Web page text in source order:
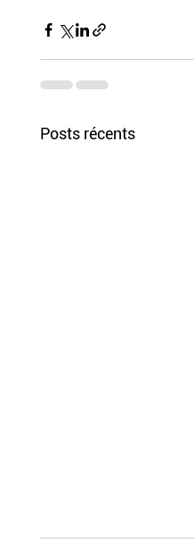
Posts récents